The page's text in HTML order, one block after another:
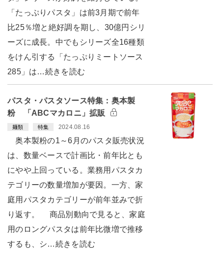
「たっぷりパスタ」は前3月期で前年
比25％増と絶好調を期し、30億円シリ
ーズに成長。中でもシリーズ全16種類
をけん引する「たっぷりミートソース
285」は…続きを読む
パスタ・パスタソース特集：奥本製
粉 「ABCマカロニ」拡販
麺類 特集 2024.08.16
奥本製粉の1～6月のパスタ販売状況
は、数量ベースで計画比・前年比とも
にやや上回っている。業務用パスタカ
テゴリーの数量増加が要因。一方、家
庭用パスタカテゴリーが前年並みで折
り返す。 商品別動向で見ると、家庭
用のロングパスタは前年比微増で推移
するも、シ…続きを読む